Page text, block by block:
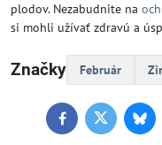
plodov. Nezabudnite na
si mohli užívať zdravú a
Značky Február
FacebookTwitter